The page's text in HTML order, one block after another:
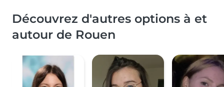
Découvrez d'autres options à et
autour de Rouen